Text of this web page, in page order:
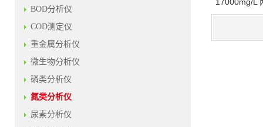
BOD分析仪
COD测定仪
重金属分析仪
微生物分析仪
磷类分析仪
氮类分析仪
尿素分析仪